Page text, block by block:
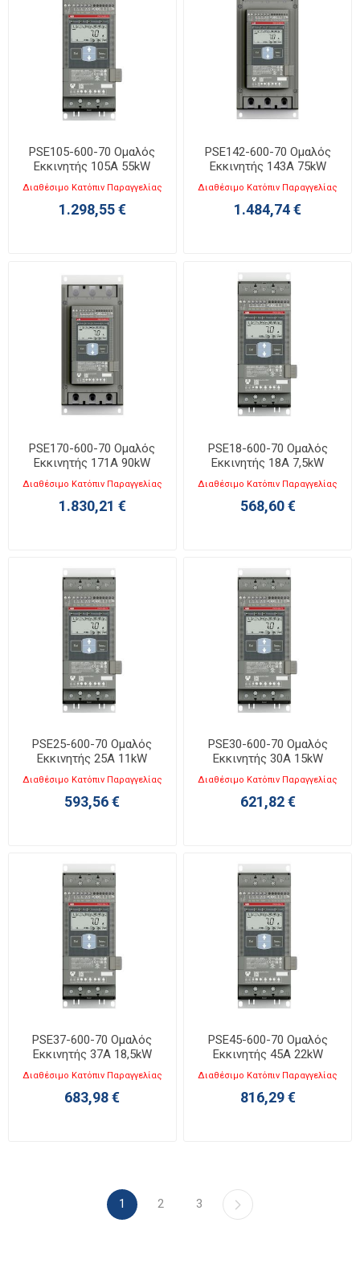
PSE105-600-70 Ομαλός
Εκκινητής 105A 55kW
Διαθέσιμο Κατόπιν Παραγγελίας
1.298,55 €
PSE142-600-70 Ομαλός
Εκκινητής 143A 75kW
Διαθέσιμο Κατόπιν Παραγγελίας
1.484,74 €
PSE170-600-70 Ομαλός
Εκκινητής 171A 90kW
Διαθέσιμο Κατόπιν Παραγγελίας
1.830,21 €
PSE18-600-70 Ομαλός
Εκκινητής 18A 7,5kW
Διαθέσιμο Κατόπιν Παραγγελίας
568,60 €
PSE25-600-70 Ομαλός
Εκκινητής 25A 11kW
Διαθέσιμο Κατόπιν Παραγγελίας
593,56 €
PSE30-600-70 Ομαλός
Εκκινητής 30A 15kW
Διαθέσιμο Κατόπιν Παραγγελίας
621,82 €
PSE37-600-70 Ομαλός
Εκκινητής 37A 18,5kW
Διαθέσιμο Κατόπιν Παραγγελίας
683,98 €
PSE45-600-70 Ομαλός
Εκκινητής 45A 22kW
Διαθέσιμο Κατόπιν Παραγγελίας
816,29 €
1 2 3